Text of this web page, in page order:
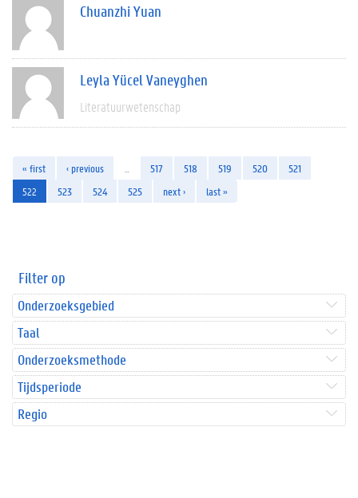
Chuanzhi Yuan
Leyla Yücel Vaneyghen
Literatuurwetenschap
« first ‹ previous 517 518 519 520
521
522
523 524 525 next › last »
Filter op
Onderzoeksgebied
Taal
Onderzoeksmethode
Tijdsperiode
Regio